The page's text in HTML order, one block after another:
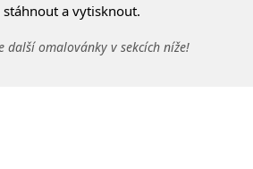
a vytisknout.
omalovánky v sekcích níže!